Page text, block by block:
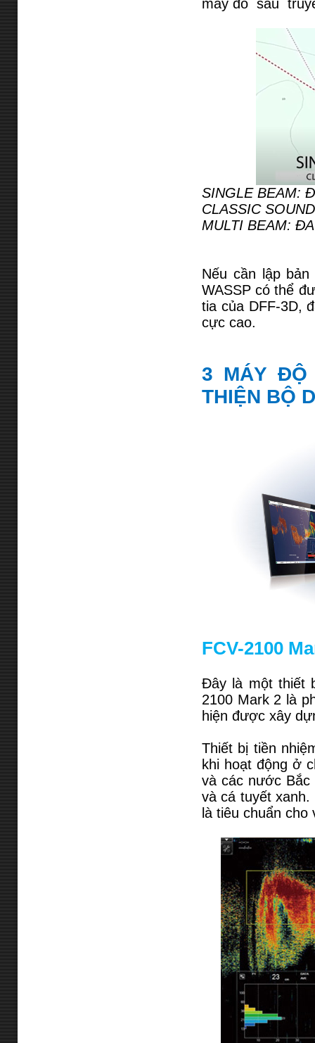
máy đo sâu
SINGLE BEAM:
CLASSIC
MULTI BEAM:
Nếu cần lập
WASSP có thể
tia của DFF-3D,
cực cao.
3 MÁY ĐỘ
THIỆN BỘ
FCV-2100
Đây là một thiết
2100 Mark 2 là
hiện được xây
Thiết bị tiền
khi hoạt động ở
và các nước
và cá tuyết
là tiêu chuẩn